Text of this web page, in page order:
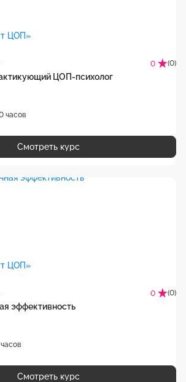
0 (0)
ЦОП-психолог
часов
Смотреть курс
0 (0)
эффективность
Смотреть курс